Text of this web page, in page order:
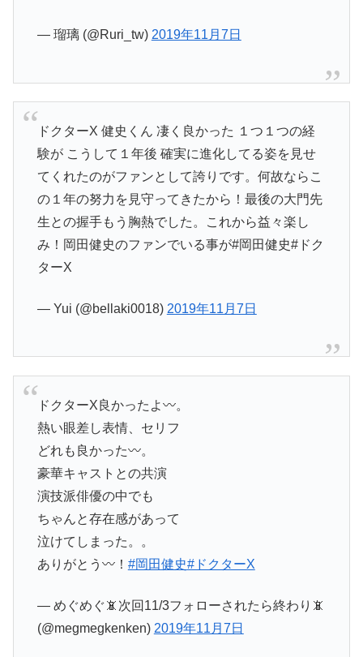
— 瑠璃 (@Ruri_tw) 2019年11月7日
ドクターX 健史くん 凄く良かった １つ１つの経
験が こうして１年後 確実に進化してる姿を見せ
てくれたのがファンとして誇りです。何故ならこ
の１年の努力を見守ってきたから！最後の大門先
生との握手もう胸熱でした。これから益々楽し
み！岡田健史のファンでいる事が#岡田健史#ドク
ターX
— Yui (@bellaki0018) 2019年11月7日
ドクターX良かったよ〰️。
熱い眼差し表情、セリフ
どれも良かった〰️。
豪華キャストとの共演
演技派俳優の中でも
ちゃんと存在感があって
泣けてしまった。。
ありがとう〰️！ #岡田健史#ドクターX
— めぐめぐ📵次回11/3フォローされたら終わり📵
(@megmegkenken) 2019年11月7日